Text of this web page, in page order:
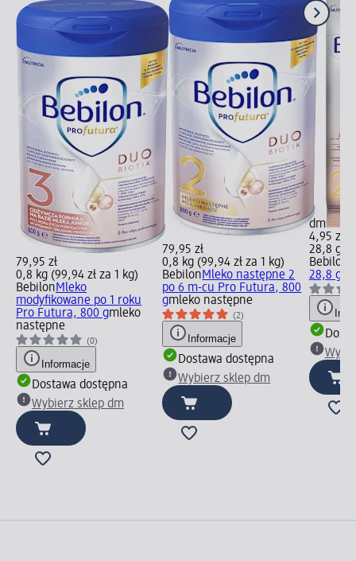
79,95 zł
0,8 kg (99,94 zł za 1 kg)
BebilonMleko
modyfikowane po 1 roku
Pro Futura, 800 gmleko
następne
(0)
Informacje
Dostawa dostępna
Wybierz sklep dm
79,95 zł
0,8 kg (99,94 zł za 1 kg)
BebilonMleko następne 2
po 6 m-cu Pro Futura, 800
gmleko następne
(2)
Informacje
Dostawa dostępna
Wybierz sklep dm
dm
4,95 zł
28,8 g
Bebilon
28,8 g